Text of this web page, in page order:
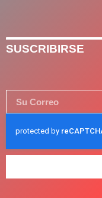
SUSCRIBIRSE